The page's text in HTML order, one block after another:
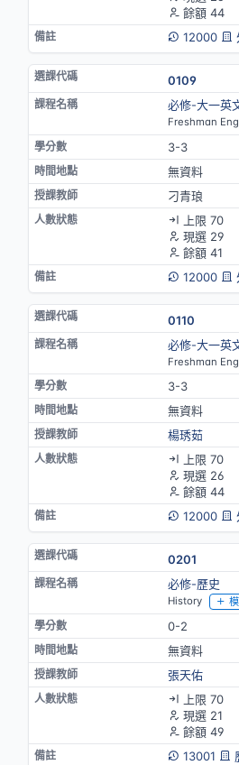
餘額 44
12000
0109
必修-大一英
Freshman
3-3
無資料
刁青琅
上限 70
現選 29
餘額 41
12000
0110
必修-大一英
Freshman
3-3
無資料
楊琇茹
上限 70
現選 26
餘額 44
12000
0201
必修-歷史
History
0-2
無資料
張天佑
上限 70
現選 21
餘額 49
13001